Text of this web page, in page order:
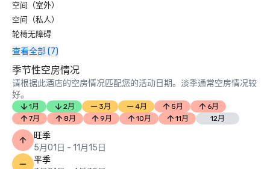
空间（室外）
空间（私人）
轮椅无障碍
查看全部 (7)
季节性空房情况
请根据此酒店的空房情况匹配您的活动日期。淡季通常空房情况较
好。
1月 2月 3月 4月 5月
6月
7月
8月 9月 10月 11月 12月
旺季
5月01日 - 11月15日
平季